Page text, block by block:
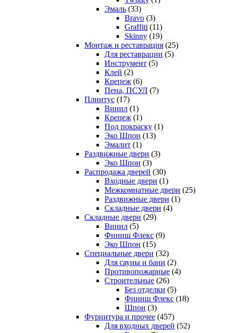
Эмаль (33)
Bravo (3)
Graffiti (11)
Skinny (19)
Монтаж и реставрация (25)
Для реставрации (5)
Инструмент (5)
Клей (2)
Крепеж (6)
Пена, ПСУЛ (7)
Плинтус (17)
Винил (1)
Крепеж (1)
Под покраску (1)
Эко Шпон (13)
Эмалит (1)
Раздвижные двери (3)
Эко Шпон (3)
Распродажа дверей (30)
Входные двери (1)
Межкомнатные двери (25)
Раздвижные двери (1)
Складные двери (4)
Складные двери (29)
Винил (5)
Финиш Флекс (9)
Эко Шпон (15)
Специальные двери (32)
Для сауны и бани (2)
Противопожарные (4)
Строительные (26)
Без отделки (5)
Финиш Флекс (18)
Шпон (3)
Фурнитура и прочее (457)
Для входных дверей (52)